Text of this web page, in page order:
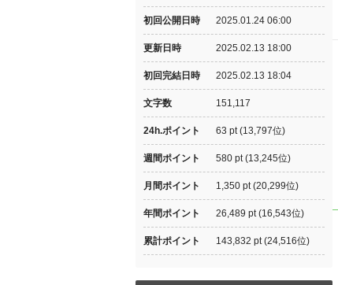
初回公開日時 2025.01.24 06:00
更新日時 2025.02.13 18:00
初回完結日時 2025.02.13 18:04
文字数 151,117
24h.ポイント 63 pt (13,797位)
週間ポイント 580 pt (13,245位)
月間ポイント 1,350 pt (20,299位)
年間ポイント 26,489 pt (16,543位)
累計ポイント 143,832 pt (24,516位)